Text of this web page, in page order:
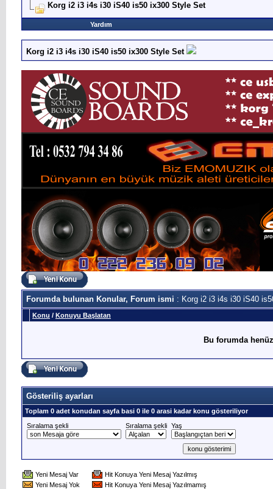
Korg i2 i3 i4s i30 iS40 is50 ix300 Style Set
Yardım
Korg i2 i3 i4s i30 iS40 is50 ix300 Style Set
Forumda bulunan Konular, Forum ismi : Korg i2 i3 i4s i30 iS40
Konu / Konuyu Başlatan
Bu forumda
Gösteriliş ayarları
Toplam 0 adet konudan sayfa basi 0 ile 0 arasi kadar konu gösteriliyor
Sıralama şekli
Sıralama şekli Yaş
Yeni Mesaj Var
Hit Konuya Yeni Mesaj Yazılmış
Yeni Mesaj Yok
Hit Konuya Yeni Mesaj Yazılmamış